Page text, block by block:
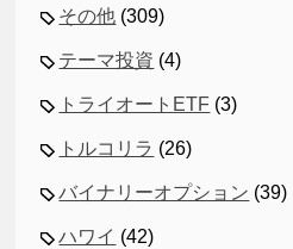
その他 (309)
テーマ投資 (4)
トライオートETF (3)
トルコリラ (26)
バイナリーオプション (39)
ハワイ (42)